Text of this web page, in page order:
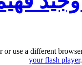
or use a different
your flash player.